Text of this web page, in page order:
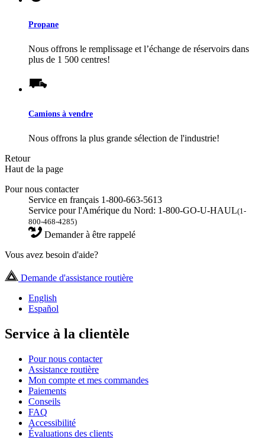
Propane
Nous offrons le remplissage et l’échange de réservoirs dans
plus de 1 500 centres!
Camions à vendre
Nous offrons la plus grande sélection de l'industrie!
Retour
Haut de la page
Pour nous contacter
Service en français 1-800-663-5613
Service pour l'Amérique du Nord: 1-800-GO-U-HAUL(1-
800-468-4285)
Demander à être rappelé
Vous avez besoin d'aide?
Demande d'assistance routière
English
Español
Service à la clientèle
Pour nous contacter
Assistance routière
Mon compte et mes commandes
Paiements
Conseils
FAQ
Accessibilité
Évaluations des clients